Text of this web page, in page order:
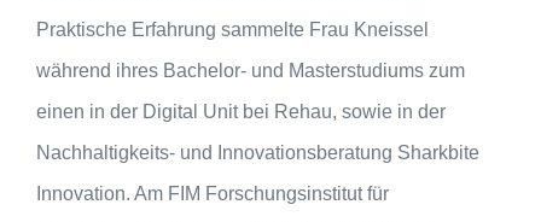
Praktische Erfahrung sammelte Frau Kneissel
während ihres Bachelor- und Masterstudiums zum
einen in der Digital Unit bei Rehau, sowie in der
Nachhaltigkeits- und Innovationsberatung Sharkbite
Innovation. Am FIM Forschungsinstitut für